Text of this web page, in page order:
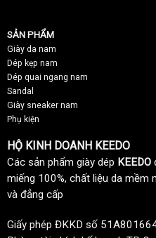
SẢN PHẨM
Giày da nam
Dép kẹp nam
Dép quai ngang nam
Sandal
Giày sneaker nam
Phụ kiện
HỘ KINH DOANH KEEDO
Các sản phẩm giày dép KEEDO
miếng 100%, chất liệu da mềm
và đẳng cấp
Giấy phép ĐKKD số